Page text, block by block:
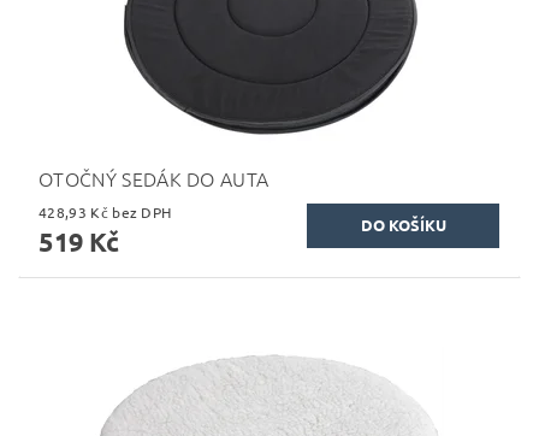
OTOČNÝ SEDÁK DO AUTA
428,93 Kč bez DPH
519 Kč